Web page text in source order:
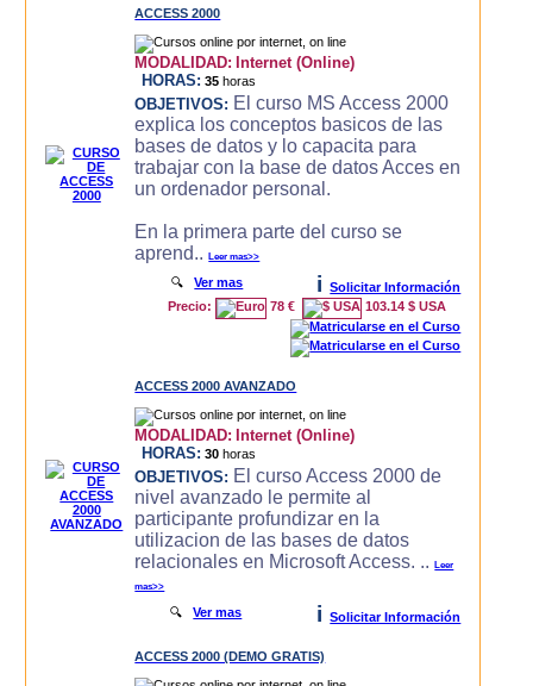
ACCESS 2000
MODALIDAD: Internet (Online)
HORAS: 35 horas
OBJETIVOS: El curso MS Access 2000
explica los conceptos basicos de las
bases de datos y lo capacita para
trabajar con la base de datos Acces en
un ordenador personal.
En la primera parte del curso se
aprend..Leer mas>>
🔍Ver mas i
Solicitar Información
Precio:
78 € 103.14 $ USA
ACCESS 2000 AVANZADO
MODALIDAD: Internet (Online)
HORAS: 30 horas
OBJETIVOS: El curso Access 2000 de
nivel avanzado le permite al
participante profundizar en la
utilizacion de las bases de datos
relacionales en Microsoft Access. ..Leer
mas>>
🔍Ver mas i Solicitar Información
ACCESS 2000 (DEMO GRATIS)